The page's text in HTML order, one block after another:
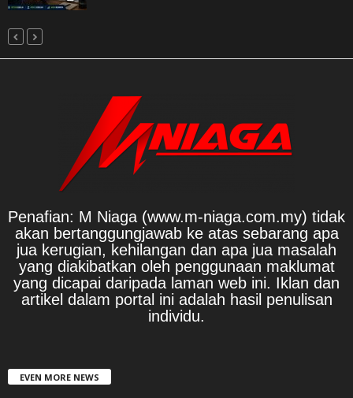
Penafian: M Niaga (www.m-niaga.com.my) tidak
akan bertanggungjawab ke atas sebarang apa
jua kerugian, kehilangan dan apa jua masalah
yang diakibatkan oleh penggunaan maklumat
yang dicapai daripada laman web ini. Iklan dan
artikel dalam portal ini adalah hasil penulisan
individu.
EVEN MORE NEWS